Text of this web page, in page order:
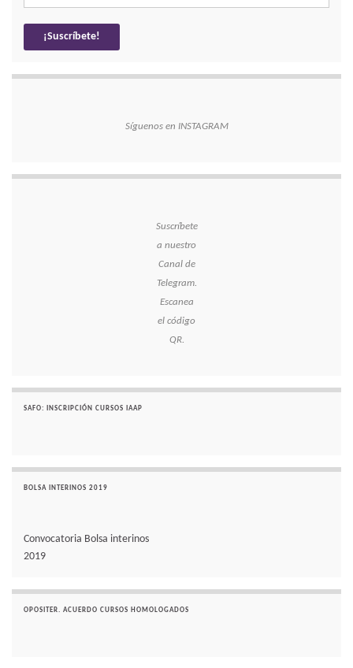
Síguenos en INSTAGRAM
Suscríbete
a nuestro
Canal de
Telegram.
Escanea
el código
QR.
SAFO: INSCRIPCIÓN CURSOS IAAP
BOLSA INTERINOS 2019
Convocatoria Bolsa interinos
2019
OPOSITER. ACUERDO CURSOS HOMOLOGADOS